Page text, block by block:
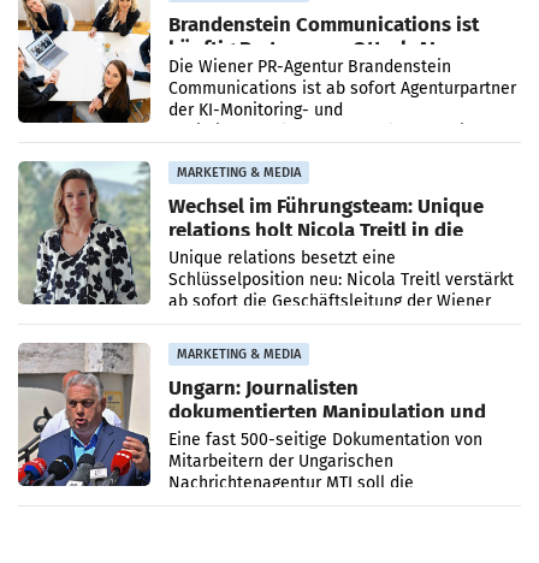
Brandenstein Communications ist
künftig Partner von OtterlyAI
Die Wiener PR-Agentur Brandenstein
Communications ist ab sofort Agenturpartner
der KI-Monitoring- und
MARKETING & MEDIA
Wechsel im Führungsteam: Unique
relations holt Nicola Treitl in die
Geschäftsleitung
Unique relations besetzt eine
Schlüsselposition neu: Nicola Treitl verstärkt
ab sofort die Geschäftsleitung der Wiener
PR-Agentur an der Seite von Josef Kalina und
Anna Kalina-Mahr.
MARKETING & MEDIA
Ungarn: Journalisten
dokumentierten Manipulation und
Zensur
Eine fast 500-seitige Dokumentation von
Mitarbeitern der Ungarischen
Nachrichtenagentur MTI soll die
systematische Nachrichten-Manipulation und